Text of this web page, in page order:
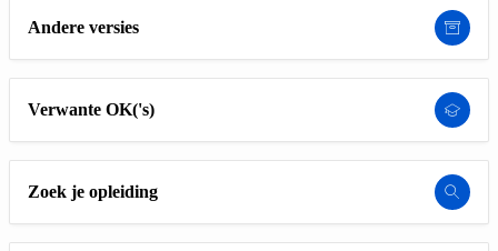
Andere versies
Verwante OK('s)
Zoek je opleiding